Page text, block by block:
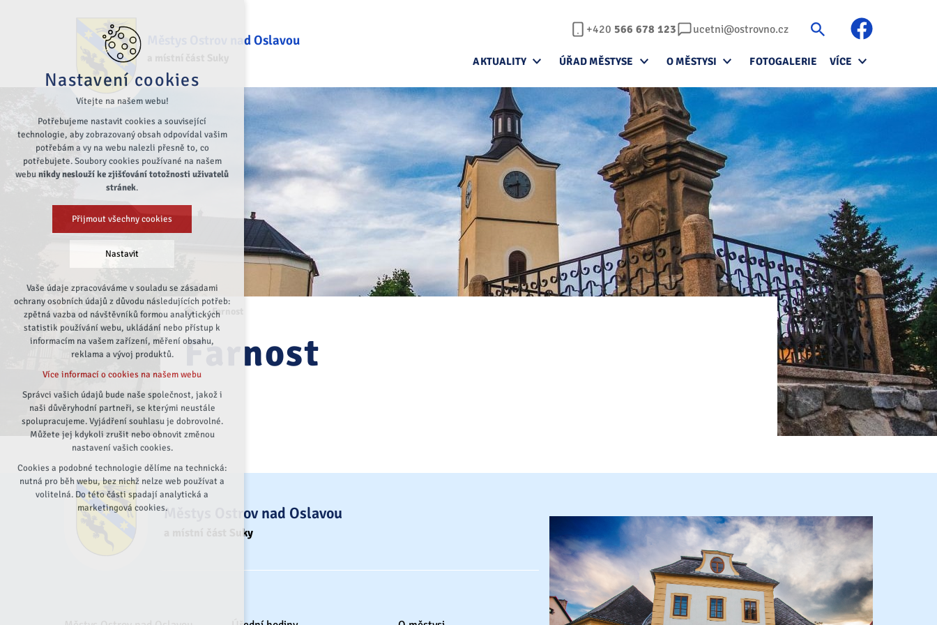
Městys Ostrov nad Oslavou
ucetni@ostrovno.cz
+420 566 678 123
AKTUALITY ÚŘAD MĚSTYSE O MĚSTYSI FOTOGALERIE VÍCE
Farnost
Farnost
Městys Ostrov nad Oslavou
a místní část Suky
Nastavení cookies
Vítejte na našem webu!
Potřebujeme nastavit cookies a související
technologie, aby zobrazovaný obsah odpovídal vašim
potřebám a vy na webu nalezli přesně to, co
potřebujete. Soubory cookies používané na našem
webunikdy neslouží ke zjišťování totožnosti uživatelů
stránek.
Přijmout všechny cookies
Nastavit
Technická cookies
nutná pro provozování webu
udržení kontextu stránek (session):
případná přihlášení, volby jazyka, apod.
analytická pro anonymizované vyhodnocení
návštěvnosti
marketingová cookies (Google)
Více informací o cookies na našem webu
Přijmout všechny cookies
Odmítnout vše
Vaše údaje zpracováváme v souladu se zásadami
ochrany osobních údajů z důvodu následujících potřeb:
zpětná vazba od návštěvníků formou analytických
statistik používání webu, ukládání nebo přístup k
informacím na vašem zařízení, měření obsahu,
reklama a vývoj produktů.
Více informací o cookies na našem webu
Správci vašich údajů bude naše společnost, jakož i
naši důvěryhodní partneři, se kterými neustále
spolupracujeme. Vyjádření souhlasu je dobrovolné.
Můžete jej kdykoli zrušit nebo obnovit změnou
nastavení vašich cookies.
Cookies a podobné technologie dělíme na technická:
nutná pro běh webu, bez nichž nelze web používat a
volitelná. Do této části spadají analytická a
marketingová cookies.